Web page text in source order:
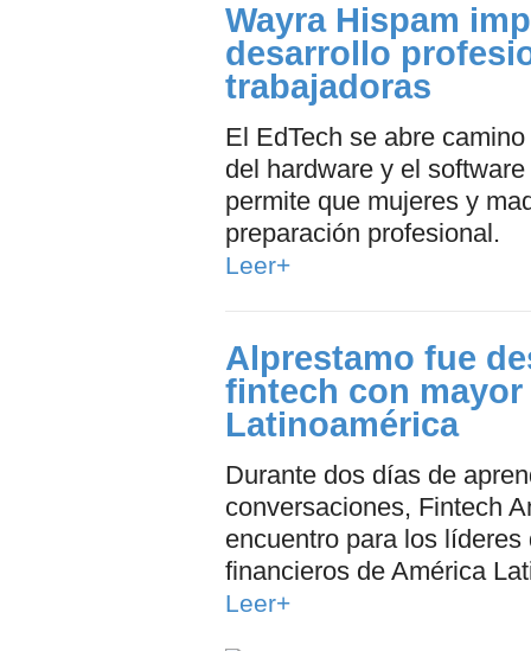
Wayra Hispam
desarrollo
trabajadoras
El EdTech se abre
del hardware y el
permite que mujeres y
preparación profesional.
Leer+
Alprestamo fue
fintech con
Latinoamérica
Durante dos días de
conversaciones, Fintech
encuentro para los
financieros de América
Leer+